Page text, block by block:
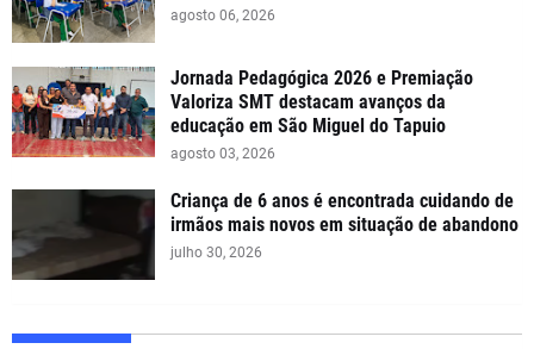
agosto 06, 2026
Jornada Pedagógica 2026 e Premiação
Valoriza SMT destacam avanços da
educação em São Miguel do Tapuio
agosto 03, 2026
Criança de 6 anos é encontrada cuidando de
irmãos mais novos em situação de abandono
julho 30, 2026